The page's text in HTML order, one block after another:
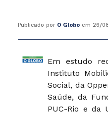
Publicado por O Globoem 26/
Em estudo
Instituto
Social, da
Saúde, da
PUC-Rio e da